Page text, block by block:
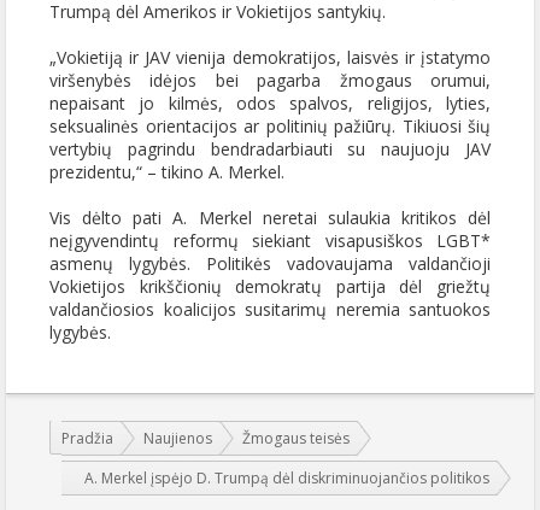
Trumpą dėl Amerikos ir Vokietijos santykių.
„Vokietiją ir JAV vienija demokratijos, laisvės ir įstatymo
viršenybės idėjos bei pagarba žmogaus orumui,
nepaisant jo kilmės, odos spalvos, religijos, lyties,
seksualinės orientacijos ar politinių pažiūrų. Tikiuosi šių
vertybių pagrindu bendradarbiauti su naujuoju JAV
prezidentu,“ – tikino A. Merkel.
Vis dėlto pati A. Merkel neretai sulaukia kritikos dėl
neįgyvendintų reformų siekiant visapusiškos LGBT*
asmenų lygybės. Politikės vadovaujama valdančioji
Vokietijos krikščionių demokratų partija dėl griežtų
valdančiosios koalicijos susitarimų neremia santuokos
lygybės.
Jūs esate čia:
Pradžia Naujienos
Žmogaus teisės
A. Merkel įspėjo D. Trumpą dėl diskriminuojančios politikos